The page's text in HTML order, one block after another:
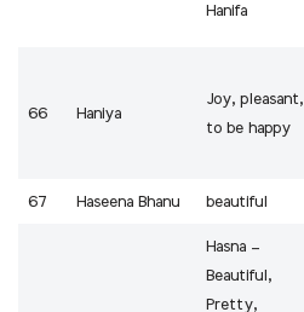
Hanifa
66 Haniya
Joy, pleasant,
to be happy
67 Haseena Bhanu beautiful
Hasna –
Beautiful,
Pretty,